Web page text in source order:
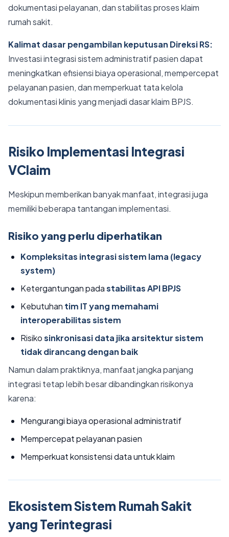
dokumentasi pelayanan, dan stabilitas proses klaim
rumah sakit.
Kalimat dasar pengambilan keputusan Direksi RS:
Investasi integrasi sistem administratif pasien dapat
meningkatkan efisiensi biaya operasional, mempercepat
pelayanan pasien, dan memperkuat tata kelola
dokumentasi klinis yang menjadi dasar klaim BPJS.
Risiko Implementasi Integrasi
VClaim
Meskipun memberikan banyak manfaat, integrasi juga
memiliki beberapa tantangan implementasi.
Risiko yang perlu diperhatikan
Kompleksitas integrasi sistem lama (legacy
system)
Ketergantungan padastabilitas API BPJS
Kebutuhan tim IT yang memahami
interoperabilitas sistem
Risikosinkronisasi data jika arsitektur sistem
tidak dirancang dengan baik
Namun dalam praktiknya, manfaat jangka panjang
integrasi tetap lebih besar dibandingkan risikonya
karena:
Mengurangi biaya operasional administratif
Mempercepat pelayanan pasien
Memperkuat konsistensi data untuk klaim
Ekosistem Sistem Rumah Sakit
yang Terintegrasi